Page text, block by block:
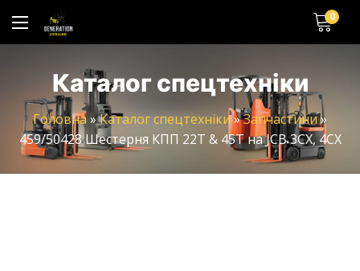
0
Каталог спецтехніки
Головна»Каталог спецтехніки»Запчастини»
459/50428 Шестерня КПП 22T & 45T на JCB 3CX, 4CX